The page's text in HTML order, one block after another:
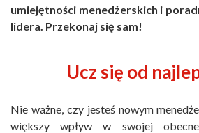
umiejętności menedżerskich i
lidera. Przekonaj się sam!
Ucz się od
Nie ważne, czy jesteś nowym
większy wpływ w swojej